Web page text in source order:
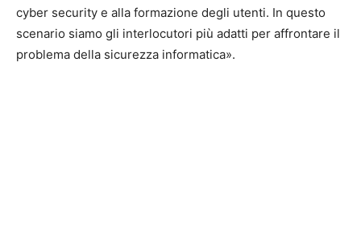
cyber security e alla formazione degli utenti. In questo
scenario siamo gli interlocutori più adatti per affrontare il
problema della sicurezza informatica».